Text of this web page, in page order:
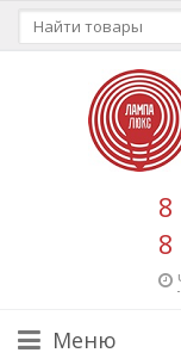
8
8
Меню